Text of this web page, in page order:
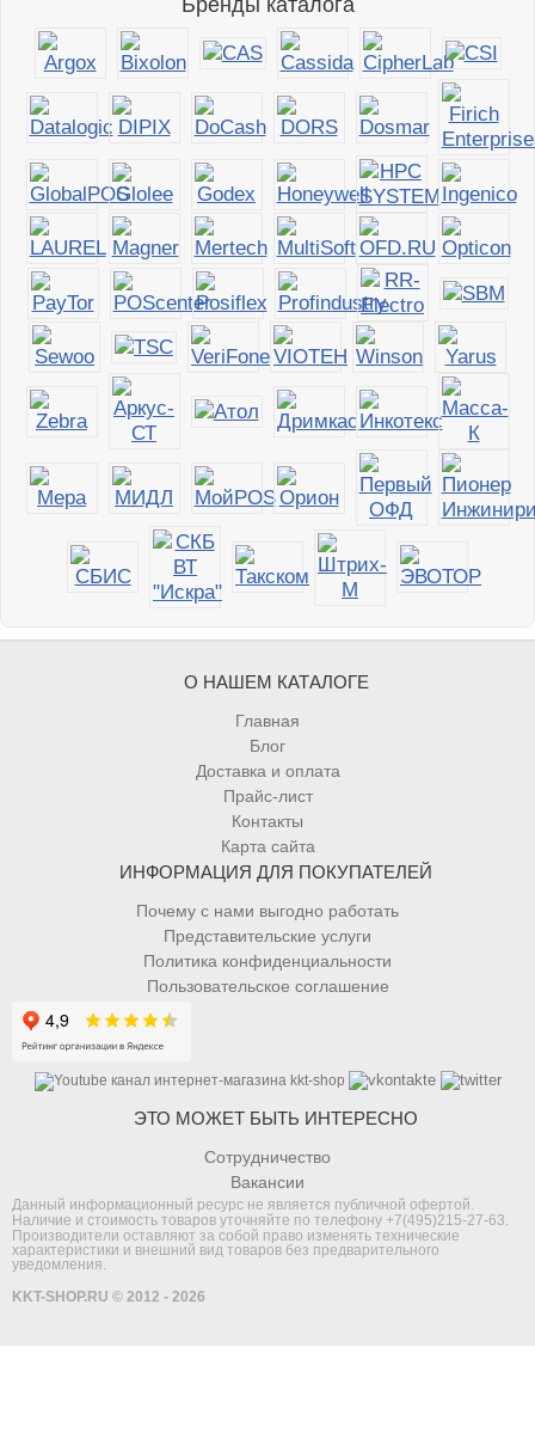
Бренды каталога
О НАШЕМ КАТАЛОГЕ
Главная
Блог
Доставка и оплата
Прайс-лист
Контакты
Карта сайта
ИНФОРМАЦИЯ ДЛЯ ПОКУПАТЕЛЕЙ
Почему с нами выгодно работать
Представительские услуги
Политика конфиденциальности
Пользовательское соглашение
ЭТО МОЖЕТ БЫТЬ ИНТЕРЕСНО
Сотрудничество
Вакансии
Данный информационный ресурс не является публичной офертой.
Наличие и стоимость товаров уточняйте по телефону +7(495)215-27-63
Производители оставляют за собой право изменять технические
характеристики и внешний вид товаров без предварительного
уведомления.
KKT-SHOP.RU © 2012 - 2026